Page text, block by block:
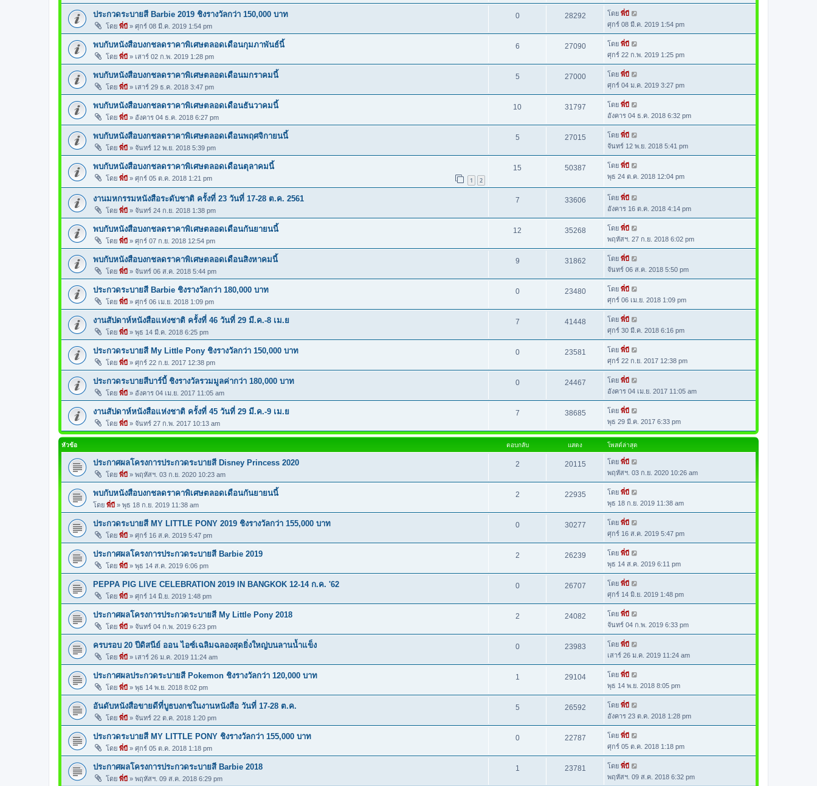
ประกวดระบายสี Barbie 2019 ชิงรางวัลกว่า 150,000 บาท
โดย พี่บี » ศุกร์ 08 มี.ค. 2019 1:54 pm
0 28292 โดย พี่บี
ศุกร์ 08 มี.ค. 2019 1:54 pm
พบกับหนังสือบงกชลดราคาพิเศษตลอดเดือนกุมภาพันธ์นี้
โดย พี่บี » เสาร์ 02 ก.พ. 2019 1:28 pm
6 27090 โดย พี่บี
ศุกร์ 22 ก.พ. 2019 1:25 pm
พบกับหนังสือบงกชลดราคาพิเศษตลอดเดือนมกราคมนี้
โดย พี่บี » เสาร์ 29 ธ.ค. 2018 3:47 pm
5 27000 โดย พี่บี
ศุกร์ 04 ม.ค. 2019 3:27 pm
พบกับหนังสือบงกชลดราคาพิเศษตลอดเดือนธันวาคมนี้
โดย พี่บี » อังคาร 04 ธ.ค. 2018 6:27 pm
10 31797 โดย พี่บี
อังคาร 04 ธ.ค. 2018 6:32 pm
พบกับหนังสือบงกชลดราคาพิเศษตลอดเดือนพฤศจิกายนนี้
โดย พี่บี » จันทร์ 12 พ.ย. 2018 5:39 pm
5 27015 โดย พี่บี
จันทร์ 12 พ.ย. 2018 5:41 pm
พบกับหนังสือบงกชลดราคาพิเศษตลอดเดือนตุลาคมนี้
โดย พี่บี » ศุกร์ 05 ต.ค. 2018 1:21 pm 1 2
15 50387 โดย พี่บี
พุธ 24 ต.ค. 2018 12:04 pm
งานมหกรรมหนังสือระดับชาติ ครั้งที่ 23 วันที่ 17-28 ต.ค. 2561
โดย พี่บี » จันทร์ 24 ก.ย. 2018 1:38 pm
7 33606 โดย พี่บี
อังคาร 16 ต.ค. 2018 4:14 pm
พบกับหนังสือบงกชลดราคาพิเศษตลอดเดือนกันยายนนี้
โดย พี่บี » ศุกร์ 07 ก.ย. 2018 12:54 pm
12 35268 โดย พี่บี
พฤหัสฯ. 27 ก.ย. 2018 6:02 pm
พบกับหนังสือบงกชลดราคาพิเศษตลอดเดือนสิงหาคมนี้
โดย พี่บี » จันทร์ 06 ส.ค. 2018 5:44 pm
9 31862 โดย พี่บี
จันทร์ 06 ส.ค. 2018 5:50 pm
ประกวดระบายสี Barbie ชิงรางวัลกว่า 180,000 บาท
โดย พี่บี » ศุกร์ 06 เม.ย. 2018 1:09 pm
0 23480 โดย พี่บี
ศุกร์ 06 เม.ย. 2018 1:09 pm
งานสัปดาห์หนังสือแห่งชาติ ครั้งที่ 46 วันที่ 29 มี.ค.-8 เม.ย
โดย พี่บี » พุธ 14 มี.ค. 2018 6:25 pm
7 41448 โดย พี่บี
ศุกร์ 30 มี.ค. 2018 6:16 pm
ประกวดระบายสี My Little Pony ชิงรางวัลกว่า 150,000 บาท
โดย พี่บี » ศุกร์ 22 ก.ย. 2017 12:38 pm
0 23581 โดย พี่บี
ศุกร์ 22 ก.ย. 2017 12:38 pm
ประกวดระบายสีบาร์บี้ ชิงรางวัลรวมมูลค่ากว่า 180,000 บาท
โดย พี่บี » อังคาร 04 เม.ย. 2017 11:05 am
0 24467 โดย พี่บี
อังคาร 04 เม.ย. 2017 11:05 am
งานสัปดาห์หนังสือแห่งชาติ ครั้งที่ 45 วันที่ 29 มี.ค.-9 เม.ย
โดย พี่บี » จันทร์ 27 ก.พ. 2017 10:13 am
7 38685 โดย พี่บี
พุธ 29 มี.ค. 2017 6:33 pm
หัวข้อ ตอบกลับ แสดง โพสต์ล่าสุด
ประกาศผลโครงการประกวดระบายสี Disney Princess 2020
โดย พี่บี » พฤหัสฯ. 03 ก.ย. 2020 10:23 am
2 20115 โดย พี่บี
พฤหัสฯ. 03 ก.ย. 2020 10:26 am
พบกับหนังสือบงกชลดราคาพิเศษตลอดเดือนกันยายนนี้
โดย พี่บี » พุธ 18 ก.ย. 2019 11:38 am
2 22935 โดย พี่บี
พุธ 18 ก.ย. 2019 11:38 am
ประกวดระบายสี MY LITTLE PONY 2019 ชิงรางวัลกว่า 155,000 บาท
โดย พี่บี » ศุกร์ 16 ส.ค. 2019 5:47 pm
0 30277 โดย พี่บี
ศุกร์ 16 ส.ค. 2019 5:47 pm
ประกาศผลโครงการประกวดระบายสี Barbie 2019
โดย พี่บี » พุธ 14 ส.ค. 2019 6:06 pm
2 26239 โดย พี่บี
พุธ 14 ส.ค. 2019 6:11 pm
PEPPA PIG LIVE CELEBRATION 2019 IN BANGKOK 12-14 ก.ค. '62
โดย พี่บี » ศุกร์ 14 มิ.ย. 2019 1:48 pm
0 26707 โดย พี่บี
ศุกร์ 14 มิ.ย. 2019 1:48 pm
ประกาศผลโครงการประกวดระบายสี My Little Pony 2018
โดย พี่บี » จันทร์ 04 ก.พ. 2019 6:23 pm
2 24082 โดย พี่บี
จันทร์ 04 ก.พ. 2019 6:33 pm
ครบรอบ 20 ปีดิสนีย์ ออน ไอซ์เฉลิมฉลองสุดยิ่งใหญ่บนลานน้ำแข็ง
โดย พี่บี » เสาร์ 26 ม.ค. 2019 11:24 am
0 23983 โดย พี่บี
เสาร์ 26 ม.ค. 2019 11:24 am
ประกาศผลประกวดระบายสี Pokemon ชิงรางวัลกว่า 120,000 บาท
โดย พี่บี » พุธ 14 พ.ย. 2018 8:02 pm
1 29104 โดย พี่บี
พุธ 14 พ.ย. 2018 8:05 pm
อันดับหนังสือขายดีที่บูธบงกชในงานหนังสือ วันที่ 17-28 ต.ค.
โดย พี่บี » จันทร์ 22 ต.ค. 2018 1:20 pm
5 26592 โดย พี่บี
อังคาร 23 ต.ค. 2018 1:28 pm
ประกวดระบายสี MY LITTLE PONY ชิงรางวัลกว่า 155,000 บาท
โดย พี่บี » ศุกร์ 05 ต.ค. 2018 1:18 pm
0 22787 โดย พี่บี
ศุกร์ 05 ต.ค. 2018 1:18 pm
ประกาศผลโครงการประกวดระบายสี Barbie 2018
โดย พี่บี » พฤหัสฯ. 09 ส.ค. 2018 6:29 pm
1 23781 โดย พี่บี
พฤหัสฯ. 09 ส.ค. 2018 6:32 pm